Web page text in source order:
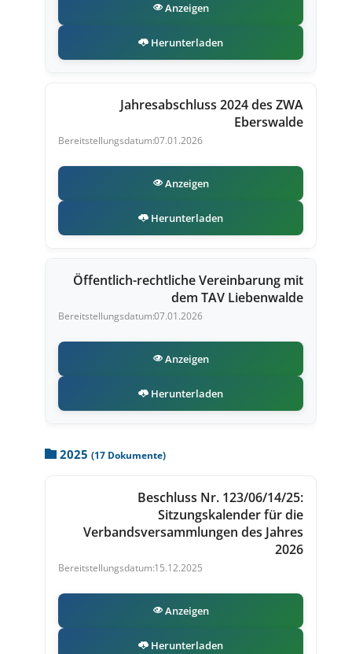
Anzeigen
Herunterladen
Jahresabschluss 2024 des ZWA
Eberswalde
07.01.2026
Anzeigen
Herunterladen
Öffentlich-rechtliche Vereinbarung mit
dem TAV Liebenwalde
07.01.2026
Anzeigen
Herunterladen
2025 (17 Dokumente)
Beschluss Nr. 123/06/14/25:
Sitzungskalender für die
Verbandsversammlungen des Jahres
2026
15.12.2025
Anzeigen
Herunterladen